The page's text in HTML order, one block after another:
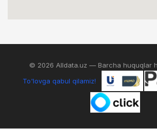
© 2026 Alldata.uz — Barcha huquqlar
To'lovga qabul qilamiz!